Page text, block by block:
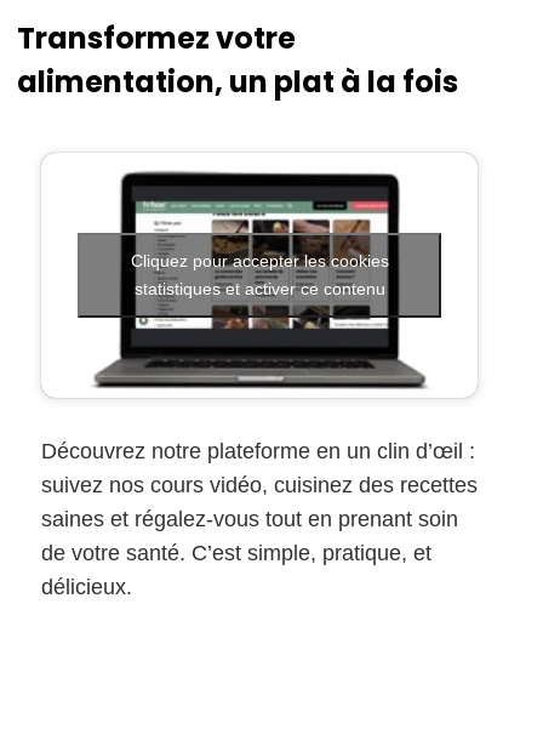
Transformez votre
alimentation, un plat à la fois
Cliquez pour accepter les cookies
statistiques et activer ce contenu
Découvrez notre plateforme en un clin d’œil :
suivez nos cours vidéo, cuisinez des recettes
saines et régalez-vous tout en prenant soin
de votre santé. C’est simple, pratique, et
délicieux.